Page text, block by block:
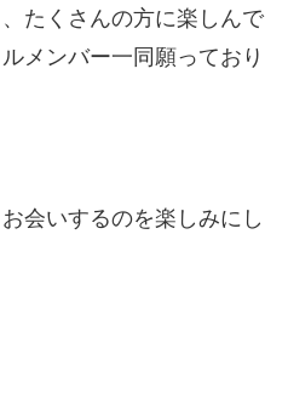
たくさんの方に楽しんで
メンバー一同願っており
会いするのを楽しみにし